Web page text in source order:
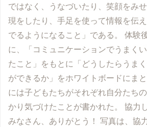
ではなく、うなづいたり、笑顔をみ
現をしたり、手足を使って情報を伝
でるようになること」である。 体験
に、「コミュニケーションでうまく
たこと」をもとに「どうしたらうま
ができるか」をホワイトボードにま
には子どもたちがそれぞれ自分たち
かり気づけたことが書かれた。 協力
みなさん、ありがとう！ 写真は、協